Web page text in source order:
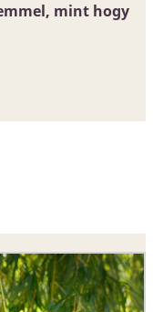
mint hogy